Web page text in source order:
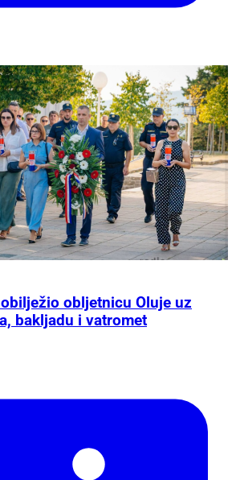
obljetnicu Oluje uz
bakljadu i vatromet